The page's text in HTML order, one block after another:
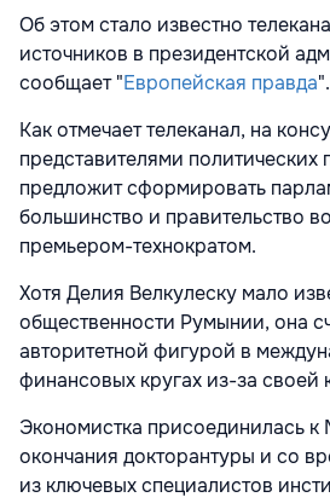
Об этом стало известно
источников в президентской
сообщает "Европейская правда".
Как отмечает телеканал, на
представителями политических
предложит сформировать
большинство и правительство
премьером-технократом.
Хотя Делия Велкулеску мало
общественности Румынии, она
авторитетной фигурой в
финансовых кругах из-за
Экономистка присоединилась
окончания докторантуры и со
из ключевых специалистов